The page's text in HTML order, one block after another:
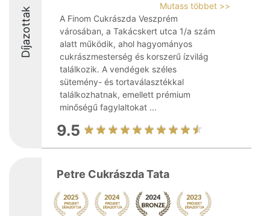
Díjazottak
Mutass többet >>
A Finom Cukrászda Veszprém
városában, a Takácskert utca 1/a szám
alatt működik, ahol hagyományos
cukrászmesterség és korszerű ízvilág
találkozik. A vendégek széles
sütemény- és tortaválasztékkal
találkozhatnak, emellett prémium
minőségű fagylaltokat ...
9.5
Petre Cukrászda Tata